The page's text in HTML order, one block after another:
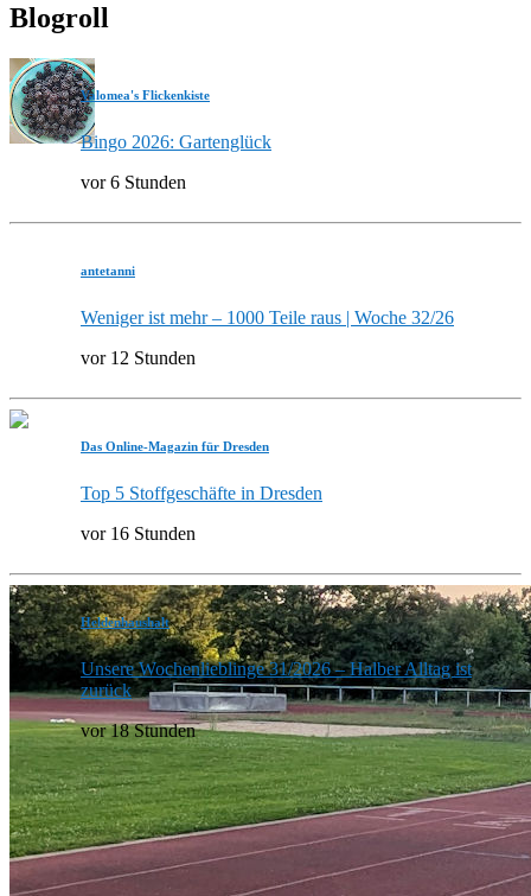
Blogroll
Valomea's Flickenkiste
Bingo 2026: Gartenglück
vor 6 Stunden
antetanni
Weniger ist mehr – 1000 Teile raus | Woche 32/26
vor 12 Stunden
Das Online-Magazin für Dresden
Top 5 Stoffgeschäfte in Dresden
vor 16 Stunden
Heldenhaushalt
Unsere Wochenlieblinge 31/2026 – Halber Alltag ist
zurück
vor 18 Stunden